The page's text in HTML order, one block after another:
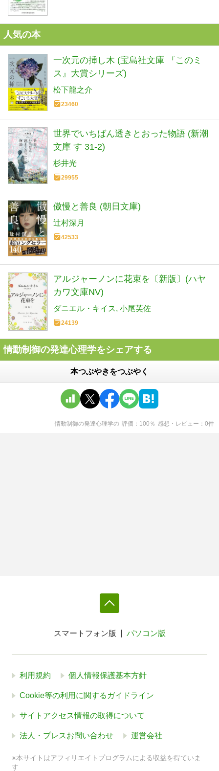
人気の本
一次元の挿し木 (宝島社文庫 『このミ
ス』大賞シリーズ)
松下龍之介
23460
世界でいちばん透きとおった物語 (新潮
文庫 す 31-2)
杉井光
29955
傲慢と善良 (朝日文庫)
辻村深月
42533
アルジャーノンに花束を〔新版〕(ハヤ
カワ文庫NV)
ダニエル・キイス 小尾芙佐
24139
情動制御の発達心理学をシェアする
本つぶやきをつぶやく
情動制御の発達心理学の 評価 100 ％ 感想・レビュー 0件
スマートフォン版 パソコン版
利用規約 個人情報保護基本方針
Cookie等の利用に関するガイドライン
サイトアクセス情報の取得について
法人・プレスお問い合わせ 運営会社
※本サイトはアフィリエイトプログラムによる収益を得ていま
す